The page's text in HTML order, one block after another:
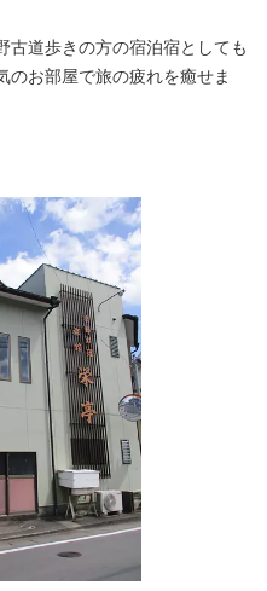
古道歩きの方の宿泊宿としても
のお部屋で旅の疲れを癒せま